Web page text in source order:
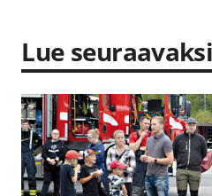
Lue seuraavaksi